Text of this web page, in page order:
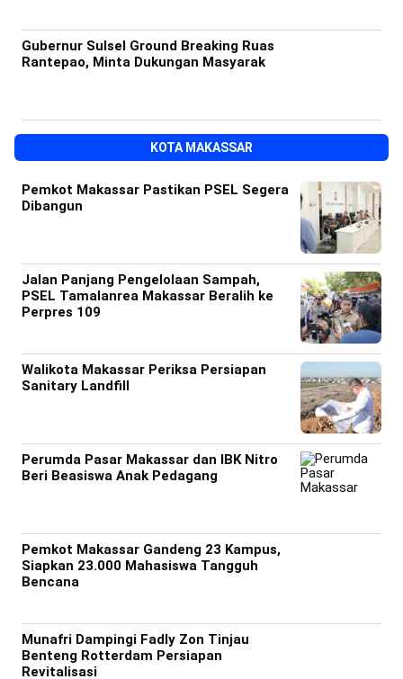
Gubernur Sulsel Ground Breaking Ruas
Rantepao, Minta Dukungan Masyarak
KOTA MAKASSAR
Pemkot Makassar Pastikan PSEL Segera
Dibangun
Jalan Panjang Pengelolaan Sampah,
PSEL Tamalanrea Makassar Beralih ke
Perpres 109
Walikota Makassar Periksa Persiapan
Sanitary Landfill
Perumda Pasar Makassar dan IBK Nitro
Beri Beasiswa Anak Pedagang
Pemkot Makassar Gandeng 23 Kampus,
Siapkan 23.000 Mahasiswa Tangguh
Bencana
Munafri Dampingi Fadly Zon Tinjau
Benteng Rotterdam Persiapan
Revitalisasi